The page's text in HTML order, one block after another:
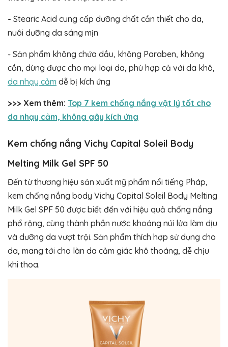
- Stearic Acid cung cấp dưỡng chất cần thiết cho da,
nuôi dưỡng da sáng mịn
- Sản phẩm không chứa dầu, không Paraben, không
cồn, dùng được cho mọi loại da, phù hợp cả với da khô,
da nhạy cảm dễ bị kích ứng
>>> Xem thêm: Top 7 kem chống nắng vật lý tốt cho
da nhạy cảm, không gây kích ứng
Kem chống nắng Vichy Capital Soleil Body
Melting Milk Gel SPF 50
Đến từ thương hiệu sản xuất mỹ phẩm nổi tiếng Pháp,
kem chống nắng body Vichy Capital Soleil Body Melting
Milk Gel SPF 50 được biết đến với hiệu quả chống nắng
phổ rộng, cùng thành phần nước khoáng núi lửa làm dịu
và dưỡng da vượt trội. Sản phẩm thích hợp sử dụng cho
da, mang tới cho làn da cảm giác khô thoáng, dễ chịu
khi thoa.